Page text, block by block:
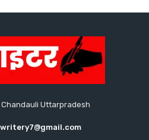
Chandauli Uttarpradesh
writery7@gmail.com